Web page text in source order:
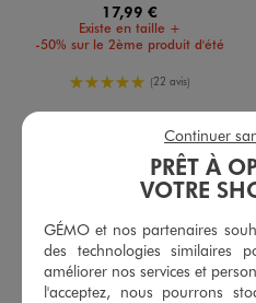
17,99 €
Existe en taille +
-50% sur le 2ème produit d'été
5/5 de moyenne
(22 avis)
AU PANIER
4.7/5
PRÊT À
VOTRE
GÉMO et nos partenaires
des technologies similaires
améliorer nos services et
l'acceptez, nous pourrons
Continuer